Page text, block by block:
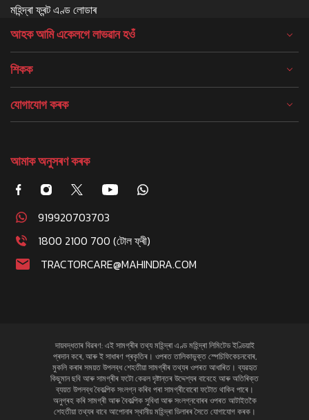
মহিন্দ্ৰা ফ্ৰন্ট এণ্ড লোডাৰ
আহক আমি একেলগে লাভৱান হওঁ
শিকক
যোগাযোগ কৰক
আমাক অনুসৰণ কৰক
919920703703
1800 2100 700 (টোল ফ্ৰী)
TRACTORCARE@MAHINDRA.COM
দায়বদ্ধতাৰ বিৱৰণ: এই সামগ্ৰীৰ তথ্য মহিন্দ্ৰা এণ্ড মহিন্দ্ৰা লিমিটেড ইণ্ডিয়াই
প্ৰদান কৰে, আৰু ই সাধাৰণ প্ৰকৃতিৰ। ওপৰত তালিকাভুক্ত স্পেচিফিকেচনবোৰ,
মুকলি কৰাৰ সময়ত উপলব্ধ শেহতীয়া সামগ্ৰীৰ তথ্যৰ ওপৰত আধাৰিত। ব্যৱহৃত
কিছুমান ছবি আৰু সামগ্ৰীৰ ফটো কেৱল দৃষ্টান্তৰ উদ্দেশ্যৰ বাবেহে আৰু অতিৰিক্ত
ব্যয়ত উপলব্ধ বৈকল্পিক সংলগ্ন কৰিব পৰা সামগ্ৰীবোৰো ফটোত থাকিব পাৰে।
অনুগ্ৰহ কৰি সামগ্ৰী আৰু বৈকল্পিক সুবিধা আৰু সংলগ্নবোৰৰ ওপৰত আটাইতকৈ
শেহতীয়া তথ্যৰ বাবে আপোনাৰ স্থানীয় মহিন্দ্ৰা ডিলাৰৰ সৈতে যোগাযোগ কৰক।